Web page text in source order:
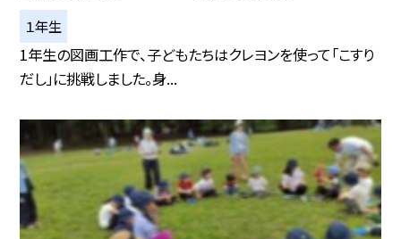
１年生
1年生の図画工作で、子どもたちはクレヨンを使って「こすり
だし」に挑戦しました。身...